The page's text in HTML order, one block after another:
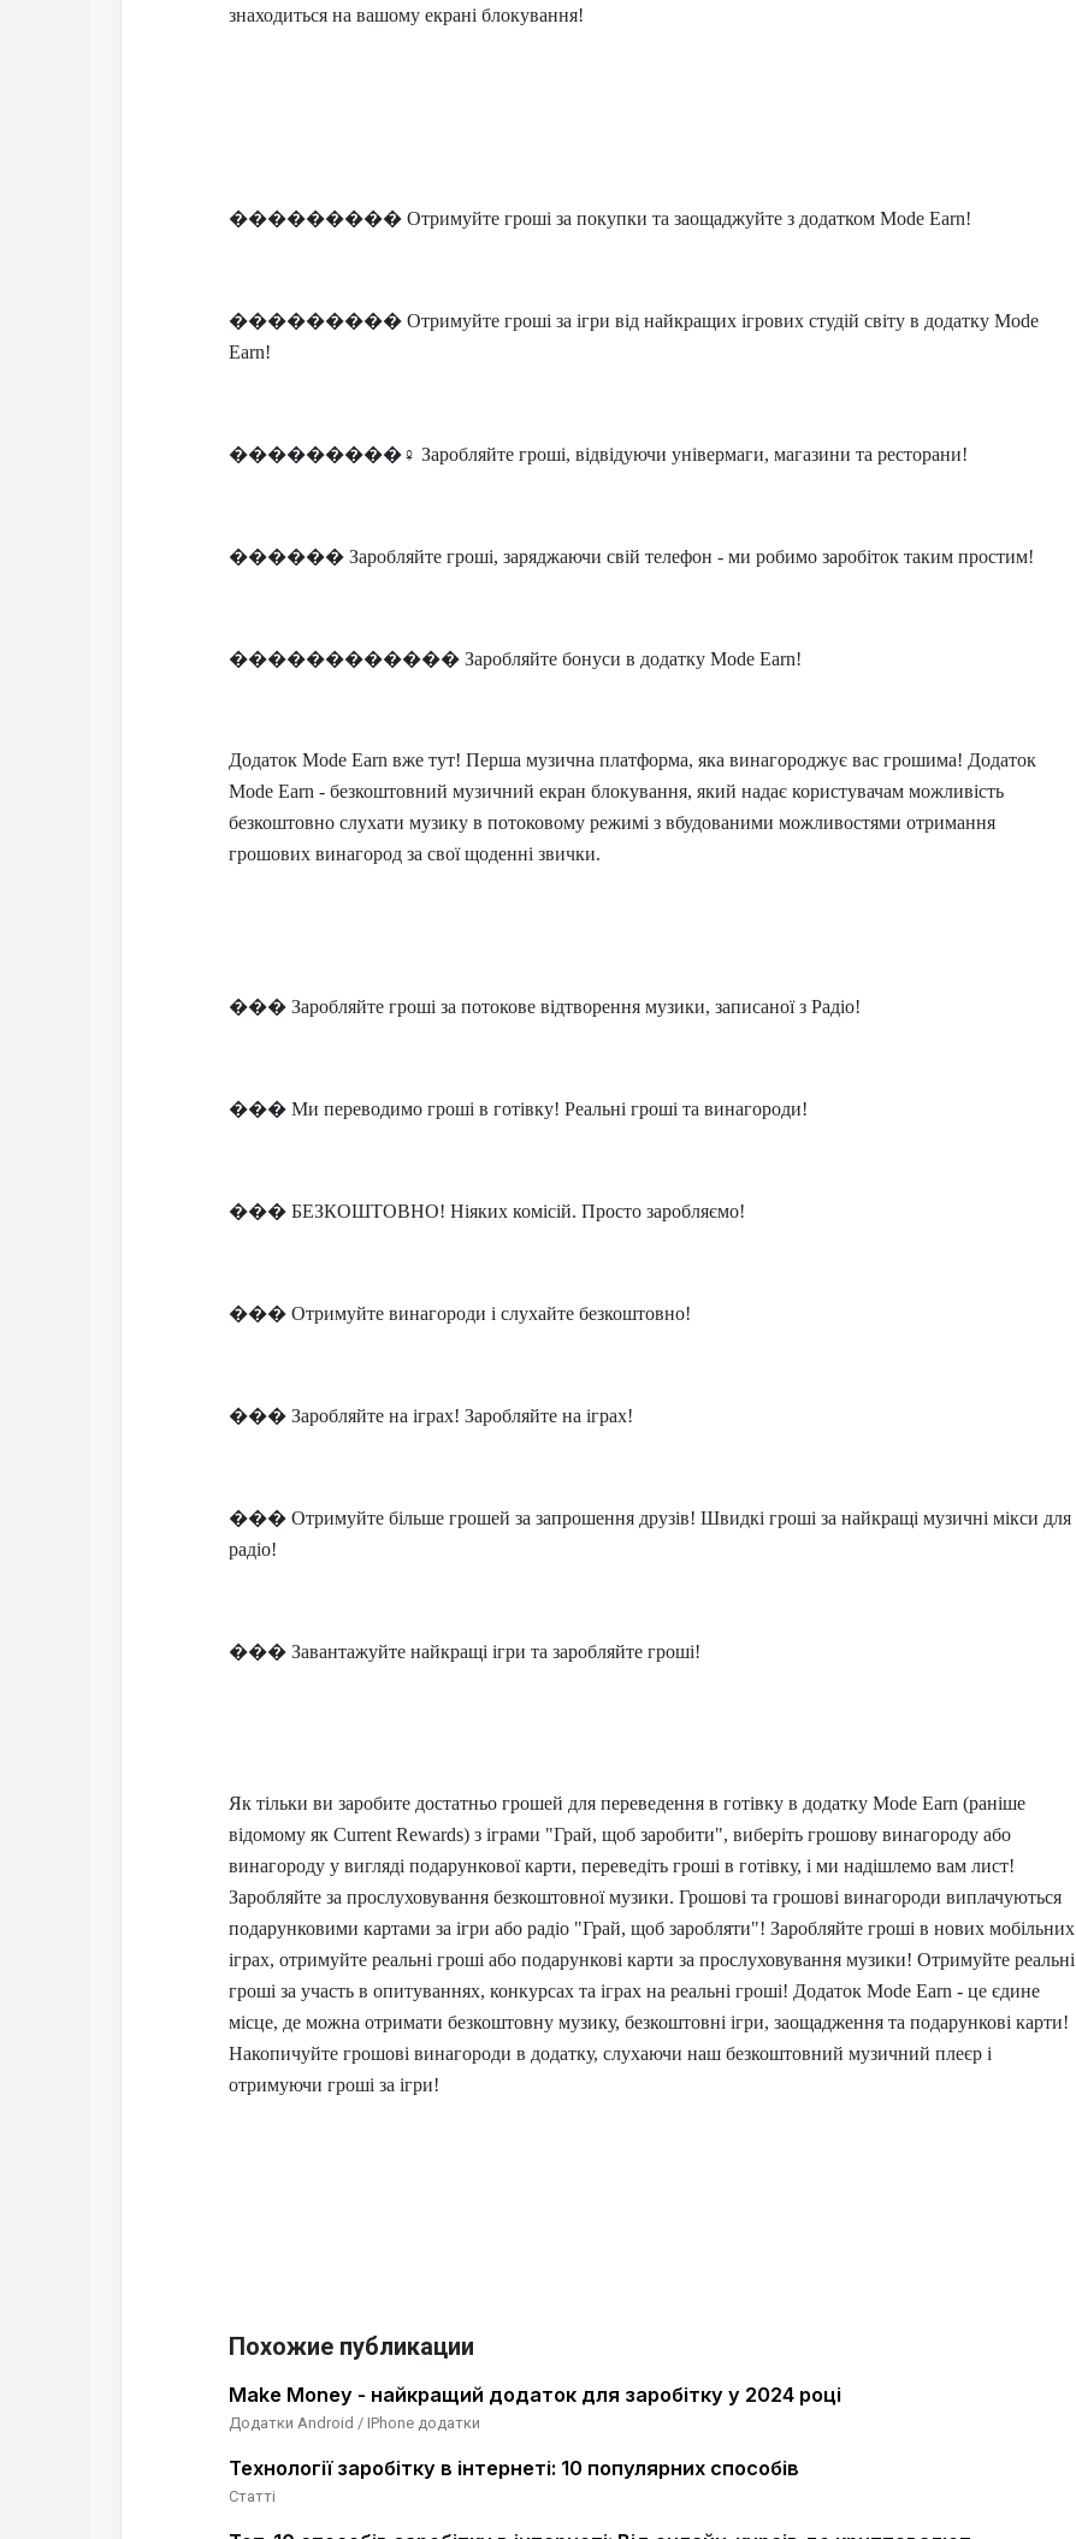
знаходиться на вашому екрані блокування!
��������� Отримуйте гроші за покупки та заощаджуйте з додатком Mode Earn!
��������� Отримуйте гроші за ігри від найкращих ігрових студій світу в додатку Mode
Earn!
���������‍♀️ Заробляйте гроші, відвідуючи універмаги, магазини та ресторани!
������ Заробляйте гроші, заряджаючи свій телефон - ми робимо заробіток таким простим!
������������ Заробляйте бонуси в додатку Mode Earn!
Додаток Mode Earn вже тут! Перша музична платформа, яка винагороджує вас грошима! Додаток
Mode Earn - безкоштовний музичний екран блокування, який надає користувачам можливість
безкоштовно слухати музику в потоковому режимі з вбудованими можливостями отримання
грошових винагород за свої щоденні звички.
��� Заробляйте гроші за потокове відтворення музики, записаної з Радіо!
��� Ми переводимо гроші в готівку! Реальні гроші та винагороди!
��� БЕЗКОШТОВНО! Ніяких комісій. Просто заробляємо!
��� Отримуйте винагороди і слухайте безкоштовно!
��� Заробляйте на іграх! Заробляйте на іграх!
��� Отримуйте більше грошей за запрошення друзів! Швидкі гроші за найкращі музичні мікси для
радіо!
��� Завантажуйте найкращі ігри та заробляйте гроші!
Як тільки ви заробите достатньо грошей для переведення в готівку в додатку Mode Earn (раніше
відомому як Current Rewards) з іграми "Грай, щоб заробити", виберіть грошову винагороду або
винагороду у вигляді подарункової карти, переведіть гроші в готівку, і ми надішлемо вам лист!
Заробляйте за прослуховування безкоштовної музики. Грошові та грошові винагороди виплачуються
подарунковими картами за ігри або радіо "Грай, щоб заробляти"! Заробляйте гроші в нових мобільних
іграх, отримуйте реальні гроші або подарункові карти за прослуховування музики! Отримуйте реальні
гроші за участь в опитуваннях, конкурсах та іграх на реальні гроші! Додаток Mode Earn - це єдине
місце, де можна отримати безкоштовну музику, безкоштовні ігри, заощадження та подарункові карти!
Накопичуйте грошові винагороди в додатку, слухаючи наш безкоштовний музичний плеєр і
отримуючи гроші за ігри!
Похожие публикации
Make Money - найкращий додаток для заробітку у 2024 році
Додатки Android / IPhone додатки
Технології заробітку в інтернеті: 10 популярних способів
Статті